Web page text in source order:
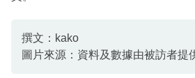
撰文：kako
圖片來源：資料及數據由被訪者提